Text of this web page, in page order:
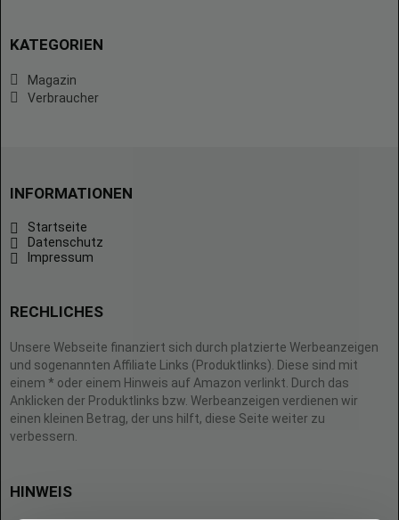
KATEGORIEN
Magazin
Verbraucher
INFORMATIONEN
Startseite
Datenschutz
Impressum
RECHLICHES
Unsere Webseite finanziert sich durch platzierte Werbeanzeigen
und sogenannten Affiliate Links (Produktlinks). Diese sind mit
einem * oder einem Hinweis auf Amazon verlinkt. Durch das
Anklicken der Produktlinks bzw. Werbeanzeigen verdienen wir
einen kleinen Betrag, der uns hilft, diese Seite weiter zu
verbessern.
HINWEIS